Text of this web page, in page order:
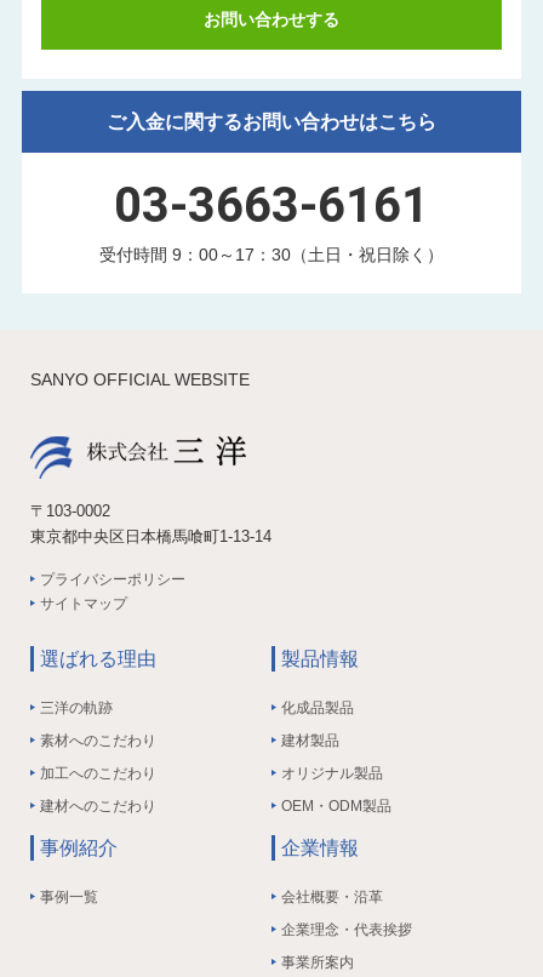
お問い合わせする
ご入金に関するお問い合わせはこちら
03-3663-6161
受付時間 9：00～17：30（土日・祝日除く）
SANYO OFFICIAL WEBSITE
〒103-0002
東京都中央区日本橋馬喰町1-13-14
プライバシーポリシー
サイトマップ
選ばれる理由
三洋の軌跡
素材へのこだわり
加工へのこだわり
建材へのこだわり
製品情報
化成品製品
建材製品
オリジナル製品
OEM・ODM製品
事例紹介
事例一覧
企業情報
会社概要・沿革
企業理念・代表挨拶
事業所案内